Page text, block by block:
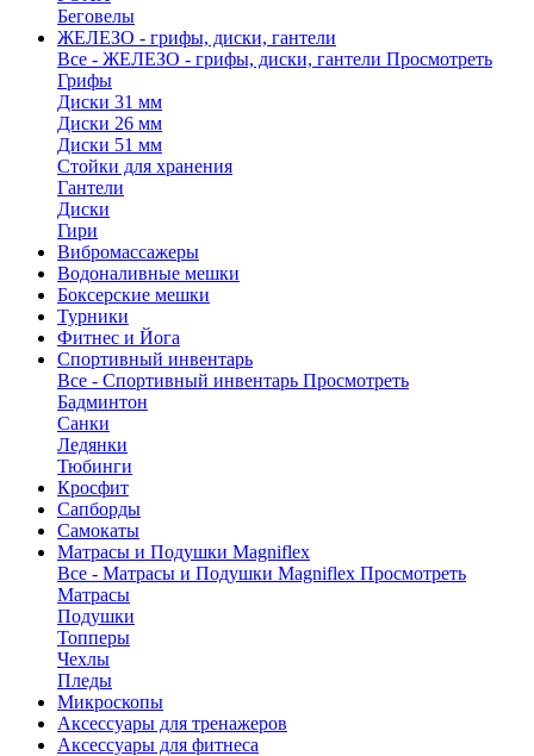
Беговелы
ЖЕЛЕЗО - грифы, диски, гантели
Все - ЖЕЛЕЗО - грифы, диски, гантели Просмотреть
Грифы
Диски 31 мм
Диски 26 мм
Диски 51 мм
Стойки для хранения
Гантели
Диски
Гири
Вибромассажеры
Водоналивные мешки
Боксерские мешки
Турники
Фитнес и Йога
Спортивный инвентарь
Все - Спортивный инвентарь Просмотреть
Бадминтон
Санки
Ледянки
Тюбинги
Кросфит
Сапборды
Самокаты
Матрасы и Подушки Magniflex
Все - Матрасы и Подушки Magniflex Просмотреть
Матрасы
Подушки
Топперы
Чехлы
Пледы
Микроскопы
Аксессуары для тренажеров
Аксессуары для фитнеса